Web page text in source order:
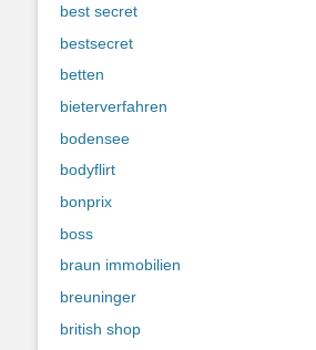
best secret
bestsecret
betten
bieterverfahren
bodensee
bodyflirt
bonprix
boss
braun immobilien
breuninger
british shop